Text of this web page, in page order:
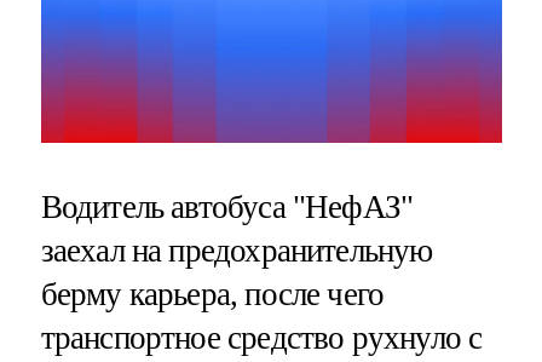
Водитель автобуса "НефАЗ"
заехал на предохранительную
берму карьера, после чего
транспортное средство рухнуло с